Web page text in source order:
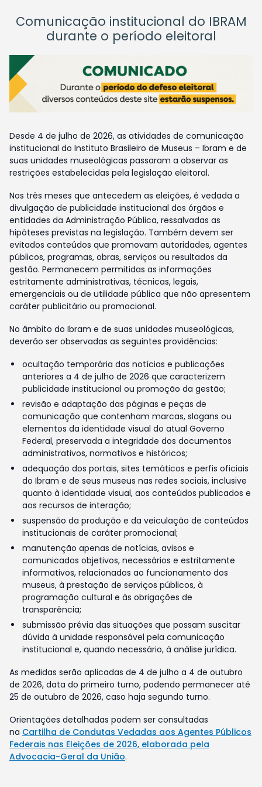
Comunicação institucional do IBRAM
durante o período eleitoral
Desde 4 de julho de 2026, as atividades de comunicação
institucional do Instituto Brasileiro de Museus – Ibram e de
suas unidades museológicas passaram a observar as
restrições estabelecidas pela legislação eleitoral.
Nos três meses que antecedem as eleições, é vedada a
divulgação de publicidade institucional dos órgãos e
entidades da Administração Pública, ressalvadas as
hipóteses previstas na legislação. Também devem ser
evitados conteúdos que promovam autoridades, agentes
públicos, programas, obras, serviços ou resultados da
gestão. Permanecem permitidas as informações
estritamente administrativas, técnicas, legais,
emergenciais ou de utilidade pública que não apresentem
caráter publicitário ou promocional.
No âmbito do Ibram e de suas unidades museológicas,
deverão ser observadas as seguintes providências:
ocultação temporária das notícias e publicações
anteriores a 4 de julho de 2026 que caracterizem
publicidade institucional ou promoção da gestão;
revisão e adaptação das páginas e peças de
comunicação que contenham marcas, slogans ou
elementos da identidade visual do atual Governo
Federal, preservada a integridade dos documentos
administrativos, normativos e históricos;
adequação dos portais, sites temáticos e perfis oficiais
do Ibram e de seus museus nas redes sociais, inclusive
quanto à identidade visual, aos conteúdos publicados e
aos recursos de interação;
suspensão da produção e da veiculação de conteúdos
institucionais de caráter promocional;
manutenção apenas de notícias, avisos e
comunicados objetivos, necessários e estritamente
informativos, relacionados ao funcionamento dos
museus, à prestação de serviços públicos, à
programação cultural e às obrigações de
transparência;
submissão prévia das situações que possam suscitar
dúvida à unidade responsável pela comunicação
institucional e, quando necessário, à análise jurídica.
As medidas serão aplicadas de 4 de julho a 4 de outubro
de 2026, data do primeiro turno, podendo permanecer até
25 de outubro de 2026, caso haja segundo turno.
Orientações detalhadas podem ser consultadas
na Cartilha de Condutas Vedadas aos Agentes Públicos
Federais nas Eleições de 2026, elaborada pela
Advocacia-Geral da União.